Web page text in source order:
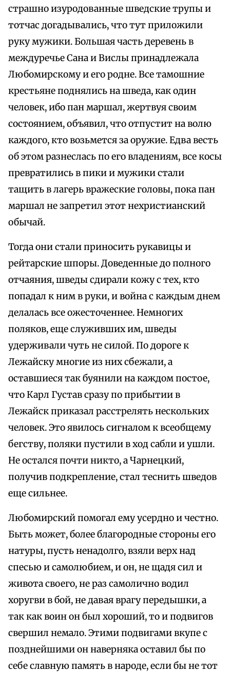
страшно изуродованные шведские трупы и
тотчас догадывались, что тут приложили
руку мужики. Большая часть деревень в
междуречье Сана и Вислы принадлежала
Любомирскому и его родне. Все тамошние
крестьяне поднялись на шведа, как один
человек, ибо пан маршал, жертвуя своим
состоянием, объявил, что отпустит на волю
каждого, кто возьмется за оружие. Едва весть
об этом разнеслась по его владениям, все косы
превратились в пики и мужики стали
тащить в лагерь вражеские головы, пока пан
маршал не запретил этот нехристианский
обычай.
Тогда они стали приносить рукавицы и
рейтарские шпоры. Доведенные до полного
отчаяния, шведы сдирали кожу с тех, кто
попадал к ним в руки, и война с каждым днем
делалась все ожесточеннее. Немногих
поляков, еще служивших им, шведы
удерживали чуть не силой. По дороге к
Лежайску многие из них сбежали, а
оставшиеся так буянили на каждом постое,
что Карл Густав сразу по прибытии в
Лежайск приказал расстрелять нескольких
человек. Это явилось сигналом к всеобщему
бегству, поляки пустили в ход сабли и ушли.
Не остался почти никто, а Чарнецкий,
получив подкрепление, стал теснить шведов
еще сильнее.
Любомирский помогал ему усердно и честно.
Быть может, более благородные стороны его
натуры, пусть ненадолго, взяли верх над
спесью и самолюбием, и он, не щадя сил и
живота своего, не раз самолично водил
хоругви в бой, не давая врагу передышки, а
так как воин он был хороший, то и подвигов
свершил немало. Этими подвигами вкупе с
позднейшими он наверняка оставил бы по
себе славную память в народе, если бы не тот